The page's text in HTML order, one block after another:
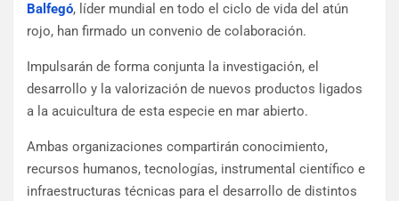
Balfegó, líder mundial en todo el ciclo de vida del atún
rojo, han firmado un convenio de colaboración.
Impulsarán de forma conjunta la investigación, el
desarrollo y la valorización de nuevos productos ligados
a la acuicultura de esta especie en mar abierto.
Ambas organizaciones compartirán conocimiento,
recursos humanos, tecnologías, instrumental científico e
infraestructuras técnicas para el desarrollo de distintos